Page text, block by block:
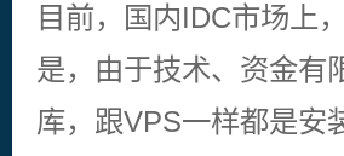
目前，国内IDC市场上
是，由于技术、资金有
库，跟VPS一样都是安